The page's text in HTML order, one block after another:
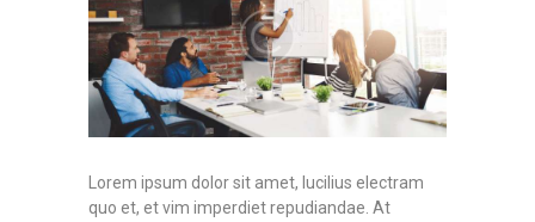
Lorem ipsum dolor sit amet, lucilius electram
quo et, et vim imperdiet repudiandae. At